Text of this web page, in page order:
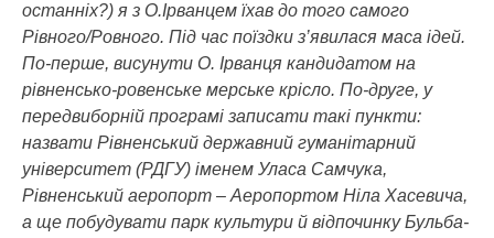
останніх?) я з О.Ірванцем їхав до того самого
Рівного/Ровного. Під час поїздки з’явилася маса ідей.
По-перше, висунути О. Ірванця кандидатом на
рівненсько-ровенське мерське крісло. По-друге, у
передвиборній програмі записати такі пункти:
назвати Рівненський державний гуманітарний
університет (РДГУ) іменем Уласа Самчука,
Рівненський аеропорт – Аеропортом Ніла Хасевича,
а ще побудувати парк культури й відпочинку Бульба-